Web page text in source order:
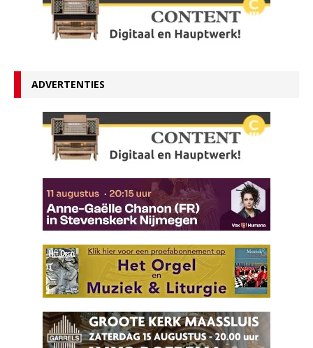
ADVERTENTIES